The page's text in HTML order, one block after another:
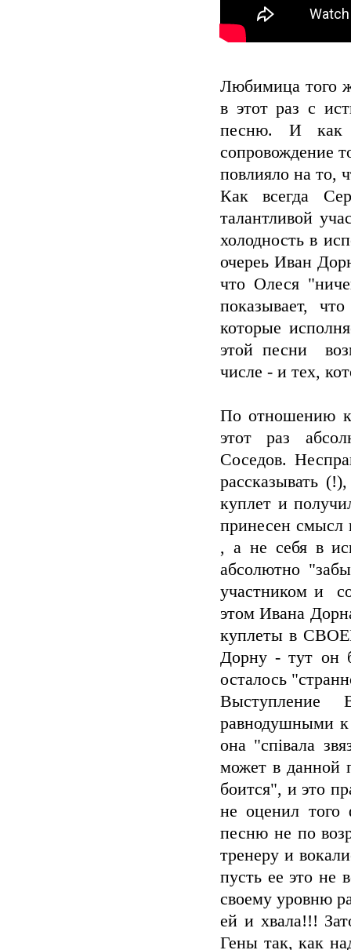
Любимица того
в этот раз с
песню. И как
сопровождение
повлияло на то,
Как всегда
талантливой
холодность в
очереь Иван
что Олеся
показывает,
которые
этой песни
числе - и тех,
По отношению
этот раз
Соседов.
рассказывать
куплет и
принесен смысл
, а не себя в
абсолютно
участником и
этом Ивана
куплеты в
Дорну - тут он
осталось
Выступление
равнодушными
она "співала
может в данной
боится", и это
не оценил того
песню не по
тренеру и
пусть ее это не
своему уровню
ей и хвала!!!
Гены так, как